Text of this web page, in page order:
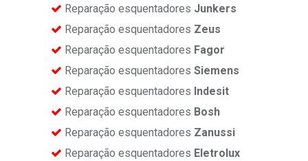
Reparação esquentadores Junkers
Reparação esquentadores Zeus
Reparação esquentadores Fagor
Reparação esquentadores Siemens
Reparação esquentadores Indesit
Reparação esquentadores Bosh
Reparação esquentadores Zanussi
Reparação esquentadores Eletrolux